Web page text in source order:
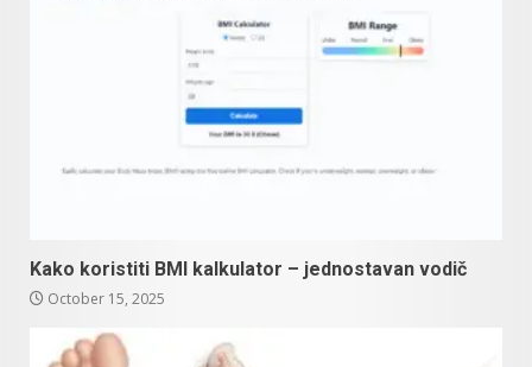
Kako koristiti BMI kalkulator – jednostavan vodič
October 15, 2025